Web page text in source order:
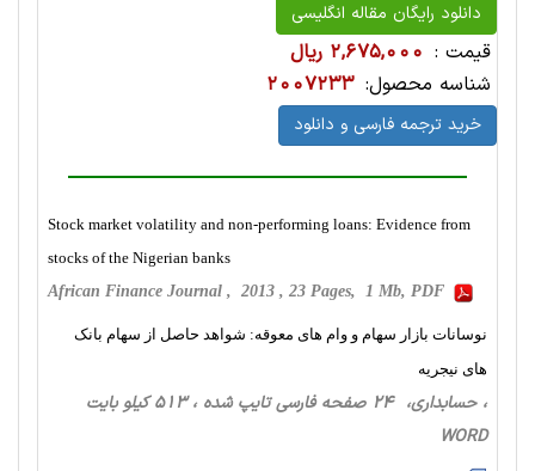
دانلود رایگان مقاله انگلیسی
قیمت : 2,675,000 ریال
شناسه محصول: 2007233
خرید ترجمه فارسی و دانلود
Stock market volatility and non-performing loans: Evidence from
stocks of the Nigerian banks
African Finance Journal , 2013 , 23 Pages, 1 Mb, PDF
نوسانات بازار سهام و وام های معوقه: شواهد حاصل از سهام بانک
های نیجریه
، حسابداری، 24 صفحه فارسی تایپ شده ، 513 کیلو بایت
WORD